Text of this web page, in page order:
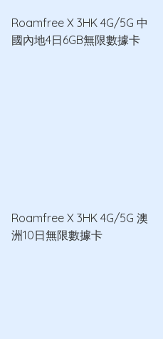
Roamfree X 3HK 4G/5G 中
國內地4日6GB無限數據卡
Roamfree X 3HK 4G/5G 澳
洲10日無限數據卡